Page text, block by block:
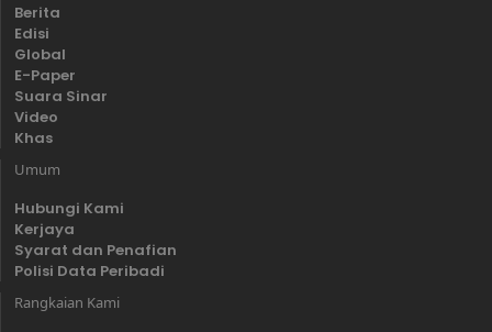
Berita
Edisi
Global
E-Paper
Suara Sinar
Video
Khas
Umum
Hubungi Kami
Kerjaya
Syarat dan Penafian
Polisi Data Peribadi
Rangkaian Kami